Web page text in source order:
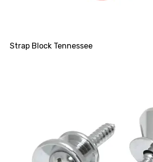
Strap Block Tennessee